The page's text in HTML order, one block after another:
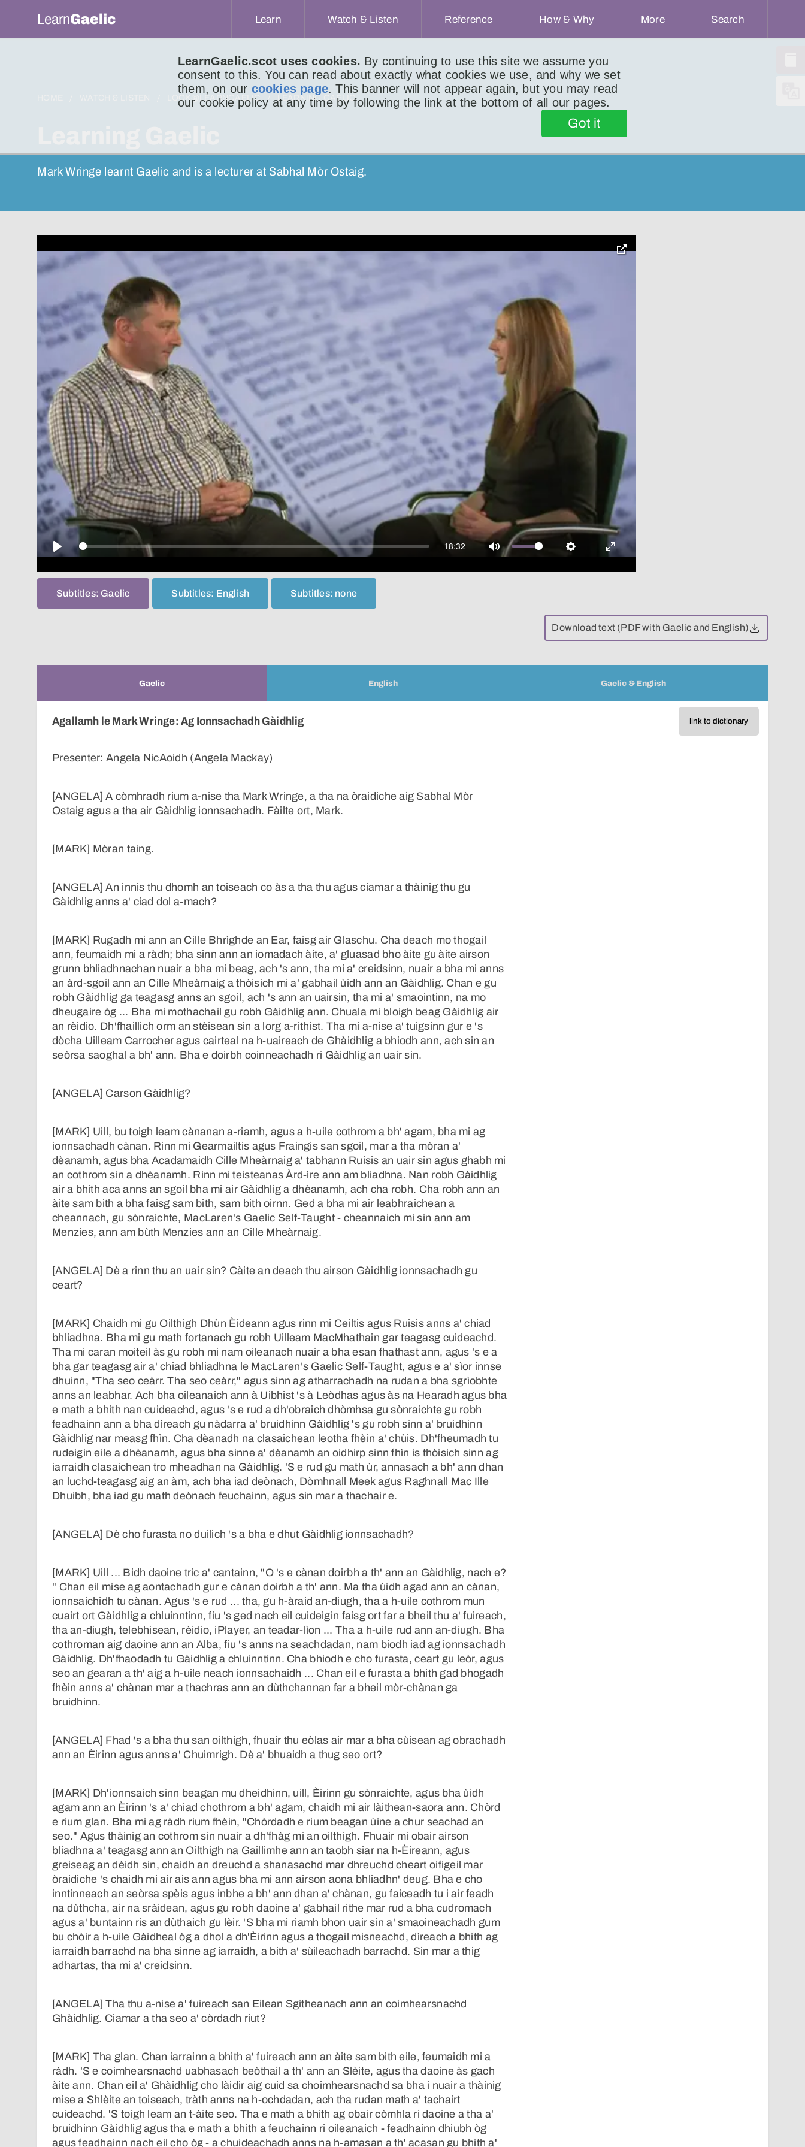
LearnGaelic.scot uses cookies. By continuing to use this site we assume you
consent to this. You can read about exactly what cookies we use, and why we set
them, on our cookies page. This banner will not appear again, but you may read
our cookie policy at any time by following the link at the bottom of all our pages.
Got it
LearnGaelic Learn Watch & Listen Reference How & Why More Search
LOOK@LEARNGAELIC LEARNING GAELIC
Mark Wringe learnt Gaelic and is a lecturer at Sabhal Mòr Ostaig.
Play
18:32
Mute Settings Enter
fullscreen
toggle
Subtitles: Gaelic Subtitles: English Subtitles: none
Download text (PDF with Gaelic and English)
Gaelic English Gaelic & English
link to dictionary
Agallamh le Mark Wringe: Ag Ionnsachadh Gàidhlig
Presenter: Angela NicAoidh (Angela Mackay)
[ANGELA] A còmhradh rium a-nise tha Mark Wringe, a tha na òraidiche aig Sabhal Mòr
Ostaig agus a tha air Gàidhlig ionnsachadh. Fàilte ort, Mark.
[MARK] Mòran taing.
[ANGELA] An innis thu dhomh an toiseach co às a tha thu agus ciamar a thàinig thu gu
Gàidhlig anns a' ciad dol a-mach?
[MARK] Rugadh mi ann an Cille Bhrìghde an Ear, faisg air Glaschu. Cha deach mo thogail
ann, feumaidh mi a ràdh; bha sinn ann an iomadach àite, a' gluasad bho àite gu àite airson
grunn bhliadhnachan nuair a bha mi beag, ach 's ann, tha mi a' creidsinn, nuair a bha mi anns
an àrd-sgoil ann an Cille Mheàrnaig a thòisich mi a' gabhail ùidh ann an Gàidhlig. Chan e gu
robh Gàidhlig ga teagasg anns an sgoil, ach 's ann an uairsin, tha mi a' smaointinn, na mo
dheugaire òg ... Bha mi mothachail gu robh Gàidhlig ann. Chuala mi bloigh beag Gàidhlig air
an rèidio. Dh'fhaillich orm an stèisean sin a lorg a-rithist. Tha mi a-nise a' tuigsinn gur e 's
dòcha Uilleam Carrocher agus cairteal na h-uaireach de Ghàidhlig a bhiodh ann, ach sin an
seòrsa saoghal a bh' ann. Bha e doirbh coinneachadh ri Gàidhlig an uair sin.
[ANGELA] Carson Gàidhlig?
[MARK] Uill, bu toigh leam cànanan a-riamh, agus a h-uile cothrom a bh' agam, bha mi ag
ionnsachadh cànan. Rinn mi Gearmailtis agus Fraingis san sgoil, mar a tha mòran a'
dèanamh, agus bha Acadamaidh Cille Mheàrnaig a' tabhann Ruisis an uair sin agus ghabh mi
an cothrom sin a dhèanamh. Rinn mi teisteanas Àrd-ìre ann am bliadhna. Nan robh Gàidhlig
air a bhith aca anns an sgoil bha mi air Gàidhlig a dhèanamh, ach cha robh. Cha robh ann an
àite sam bith a bha faisg sam bith, sam bith oirnn. Ged a bha mi air leabhraichean a
cheannach, gu sònraichte, MacLaren's Gaelic Self-Taught - cheannaich mi sin ann am
Menzies, ann am bùth Menzies ann an Cille Mheàrnaig.
[ANGELA] Dè a rinn thu an uair sin? Càite an deach thu airson Gàidhlig ionnsachadh gu
ceart?
[MARK] Chaidh mi gu Oilthigh Dhùn Èideann agus rinn mi Ceiltis agus Ruisis anns a' chiad
bhliadhna. Bha mi gu math fortanach gu robh Uilleam MacMhathain gar teagasg cuideachd.
Tha mi caran moiteil às gu robh mi nam oileanach nuair a bha esan fhathast ann, agus 's e a
bha gar teagasg air a' chiad bhliadhna le MacLaren's Gaelic Self-Taught, agus e a' sìor innse
dhuinn, "Tha seo ceàrr. Tha seo ceàrr," agus sinn ag atharrachadh na rudan a bha sgrìobhte
anns an leabhar. Ach bha oileanaich ann à Uibhist 's à Leòdhas agus às na Hearadh agus bha
e math a bhith nan cuideachd, agus 's e rud a dh'obraich dhòmhsa gu sònraichte gu robh
feadhainn ann a bha dìreach gu nàdarra a' bruidhinn Gàidhlig 's gu robh sinn a' bruidhinn
Gàidhlig nar measg fhìn. Cha dèanadh na clasaichean leotha fhèin a' chùis. Dh'fheumadh tu
rudeigin eile a dhèanamh, agus bha sinne a' dèanamh an oidhirp sinn fhìn is thòisich sinn ag
iarraidh clasaichean tro mheadhan na Gàidhlig. 'S e rud gu math ùr, annasach a bh' ann dhan
an luchd-teagasg aig an àm, ach bha iad deònach, Dòmhnall Meek agus Raghnall Mac Ille
Dhuibh, bha iad gu math deònach feuchainn, agus sin mar a thachair e.
[ANGELA] Dè cho furasta no duilich 's a bha e dhut Gàidhlig ionnsachadh?
[MARK] Uill ... Bidh daoine tric a' cantainn, "O 's e cànan doirbh a th' ann an Gàidhlig, nach e?
" Chan eil mise ag aontachadh gur e cànan doirbh a th' ann. Ma tha ùidh agad ann an cànan,
ionnsaichidh tu cànan. Agus 's e rud ... tha, gu h-àraid an-diugh, tha a h-uile cothrom mun
cuairt ort Gàidhlig a chluinntinn, fiu 's ged nach eil cuideigin faisg ort far a bheil thu a' fuireach,
tha an-diugh, telebhisean, rèidio, iPlayer, an teadar-lìon ... Tha a h-uile rud ann an-diugh. Bha
cothroman aig daoine ann an Alba, fiu 's anns na seachdadan, nam biodh iad ag ionnsachadh
Gàidhlig. Dh'fhaodadh tu Gàidhlig a chluinntinn. Cha bhiodh e cho furasta, ceart gu leòr, agus
seo an gearan a th' aig a h-uile neach ionnsachaidh ... Chan eil e furasta a bhith gad bhogadh
fhèin anns a' chànan mar a thachras ann an dùthchannan far a bheil mòr-chànan ga
bruidhinn.
[ANGELA] Fhad 's a bha thu san oilthigh, fhuair thu eòlas air mar a bha cùisean ag obrachadh
ann an Èirinn agus anns a' Chuimrigh. Dè a' bhuaidh a thug seo ort?
[MARK] Dh'ionnsaich sinn beagan mu dheidhinn, uill, Èirinn gu sònraichte, agus bha ùidh
agam ann an Èirinn 's a' chiad chothrom a bh' agam, chaidh mi air làithean-saora ann. Chòrd
e rium glan. Bha mi ag ràdh rium fhèin, "Chòrdadh e rium beagan ùine a chur seachad an
seo." Agus thàinig an cothrom sin nuair a dh'fhàg mi an oilthigh. Fhuair mi obair airson
bliadhna a' teagasg ann an Oilthigh na Gaillimhe ann an taobh siar na h-Èireann, agus
greiseag an dèidh sin, chaidh an dreuchd a shanasachd mar dhreuchd cheart oifigeil mar
òraidiche 's chaidh mi air ais ann agus bha mi ann airson aona bhliadhn' deug. Bha e cho
inntinneach an seòrsa spèis agus inbhe a bh' ann dhan a' chànan, gu faiceadh tu i air feadh
na dùthcha, air na sràidean, agus gu robh daoine a' gabhail rithe mar rud a bha cudromach
agus a' buntainn ris an dùthaich gu lèir. 'S bha mi riamh bhon uair sin a' smaoineachadh gum
bu chòir a h-uile Gàidheal òg a dhol a dh'Èirinn agus a thogail misneachd, dìreach a bhith ag
iarraidh barrachd na bha sinne ag iarraidh, a bith a' sùileachadh barrachd. Sin mar a thig
adhartas, tha mi a' creidsinn.
[ANGELA] Tha thu a-nise a' fuireach san Eilean Sgitheanach ann an coimhearsnachd
Ghàidhlig. Ciamar a tha seo a' còrdadh riut?
[MARK] Tha glan. Chan iarrainn a bhith a' fuireach ann an àite sam bith eile, feumaidh mi a
ràdh. 'S e coimhearsnachd uabhasach beòthail a th' ann an Slèite, agus tha daoine às gach
àite ann. Chan eil a' Ghàidhlig cho làidir aig cuid sa choimhearsnachd sa bha i nuair a thàinig
mise a Shlèite an toiseach, tràth anns na h-ochdadan, ach tha rudan math a' tachairt
cuideachd. 'S toigh leam an t-àite seo. Tha e math a bhith ag obair còmhla ri daoine a tha a'
bruidhinn Gàidhlig agus tha e math a bhith a feuchainn ri oileanaich - feadhainn dhiubh òg
agus feadhainn nach eil cho òg - a chuideachadh anns na h-amasan a th' acasan gu bhith a'